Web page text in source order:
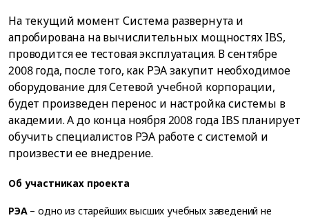
На текущий момент Система развернута и
апробирована на вычислительных мощностях IBS,
проводится ее тестовая эксплуатация. В сентябре
2008 года, после того, как РЭА закупит необходимое
оборудование для Сетевой учебной корпорации,
будет произведен перенос и настройка системы в
академии. А до конца ноября 2008 года IBS планирует
обучить специалистов РЭА работе с системой и
произвести ее внедрение.
Об участниках проекта
РЭА– одно из старейших высших учебных заведений не